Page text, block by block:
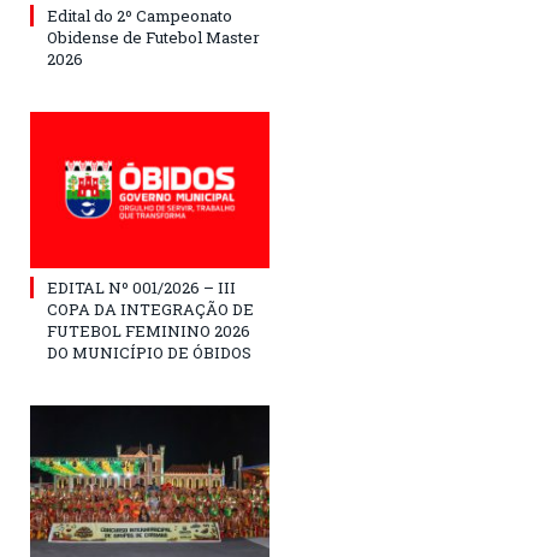
Edital do 2º Campeonato
Obidense de Futebol Master
2026
EDITAL Nº 001/2026 – III
COPA DA INTEGRAÇÃO DE
FUTEBOL FEMININO 2026
DO MUNICÍPIO DE ÓBIDOS